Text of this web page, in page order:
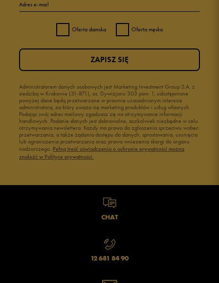
Adres e-mail
Oferta damska Oferta męska
Administratorem danych osobowych jest Marketing Investment Group S.A. z
siedzibą w Krakowie (31-871), os. Dywizjonu 303 paw. 1, udostępnione
powyżej dane będą przetwarzane w prawnie uzasadnionym interesie
administratora, za który uważa się marketing produktów i usług własnych.
Podając swój adres mailowy zgadzasz się na otrzymywanie informacji
handlowych. Podanie danych jest dobrowolne, aczkolwiek niezbędne w celu
otrzymywania newslettera. Każdy ma prawo do zgłoszenia sprzeciwu wobec
przetwarzania, a także żądania dostępu do danych, sprostowania, usunięcia
lub ograniczenia przetwarzania oraz prawo wniesienia skargi do organu
nadzorczego. Pełną treść oświadczenia o ochronie prywatności można
znaleźć w Polityce prywatności.
ZAPISZ SIĘ
CHAT
12 681 84 90